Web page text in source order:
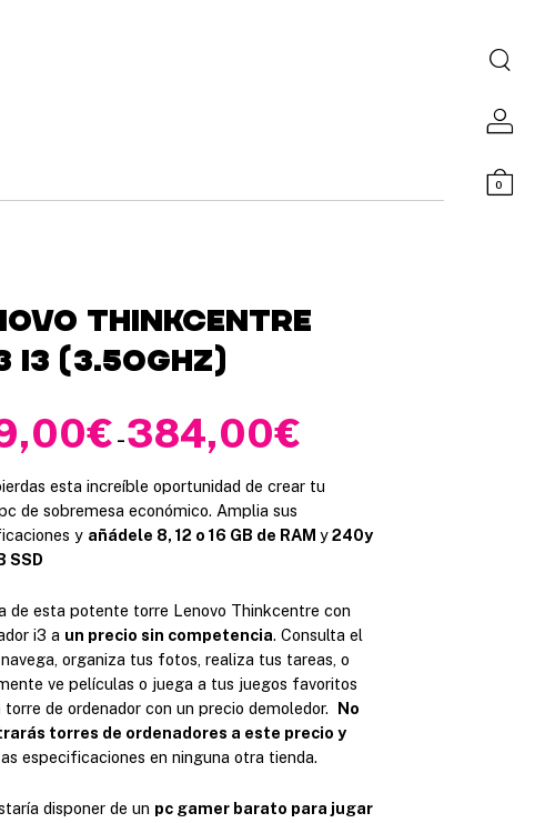
0
ThinkCentre
i3 (3.50Ghz)
€- 384,00€
n
g
d
e
p
r
e
c
i
esta increíble oportunidad de crear tu
de sobremesa económico. Amplia sus
y añádele 8, 12 o 16 GB de RAM y240y
SSD
de esta potente torre Lenovo Thinkcentre con
i3 a un precio sin competencia. Consulta el
organiza tus fotos, realiza tus tareas, o
ve películas o juega a tus juegos favoritos
torre de ordenador con un precio demoledor. No
torres de ordenadores a este precio y
especificaciones en ninguna otra tienda.
disponer de un pc gamer barato para jugar